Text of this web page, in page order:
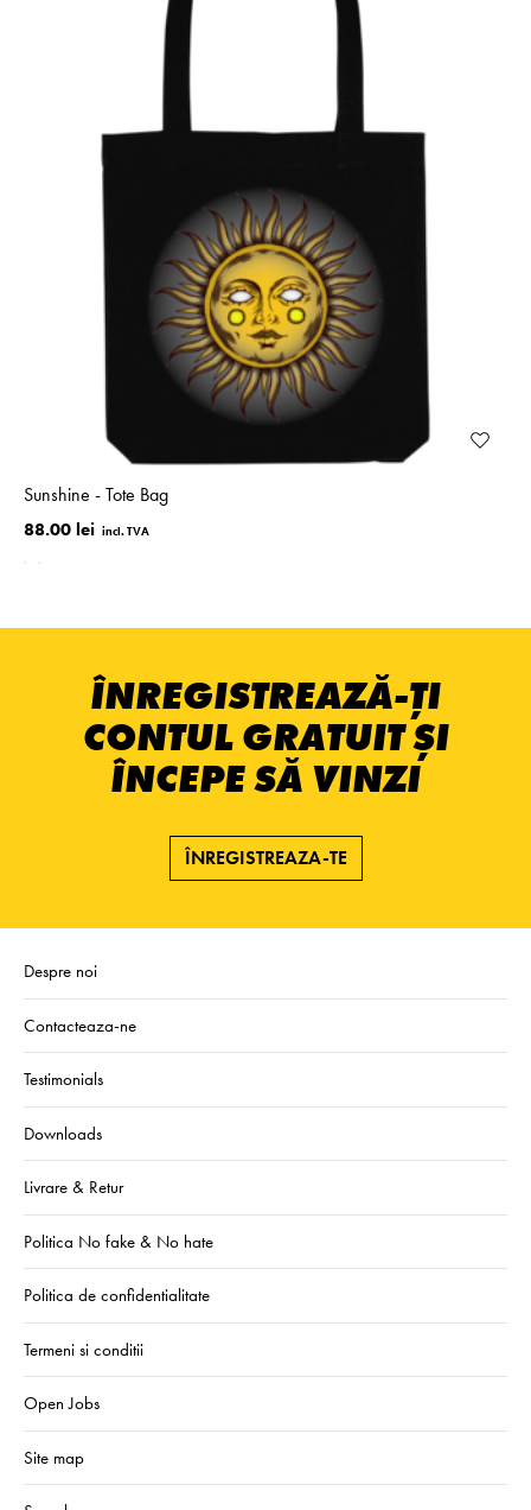
Sunshine - Tote Bag
88.00 lei
ÎNREGISTREAZĂ-ȚI
CONTUL GRATUIT ȘI
ÎNCEPE SĂ VINZI
ÎNREGISTREAZA-TE
Despre noi
Contacteaza-ne
Testimonials
Downloads
Livrare & Retur
Politica No fake & No hate
Politica de confidentialitate
Termeni si conditii
Open Jobs
Site map